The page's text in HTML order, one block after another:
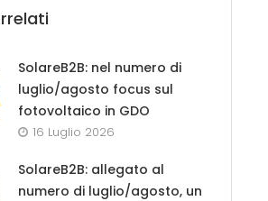
SolareB2B: nel numero di
luglio/agosto focus sul
fotovoltaico in GDO
16 Luglio 2026
SolareB2B: allegato al
numero di luglio/agosto, un